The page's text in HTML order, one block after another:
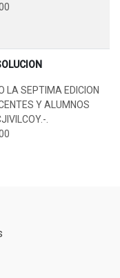
LA SEPTIMA EDICION
Y ALUMNOS
.